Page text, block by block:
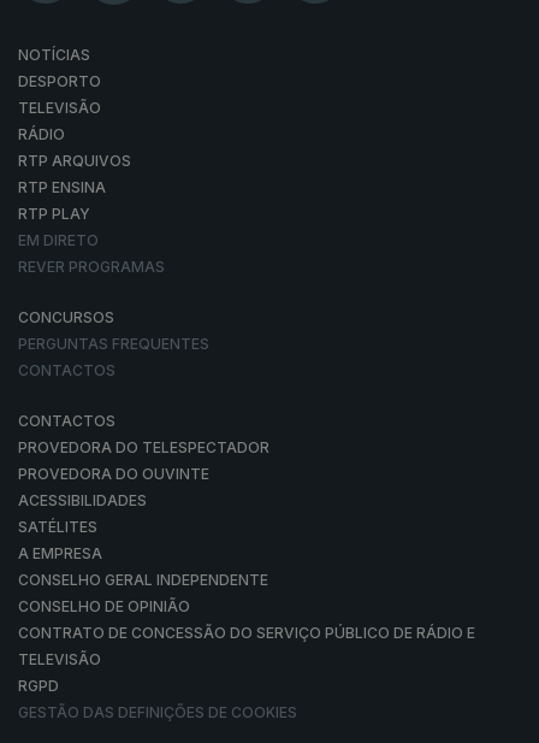
NOTÍCIAS
DESPORTO
TELEVISÃO
RÁDIO
RTP ARQUIVOS
RTP ENSINA
RTP PLAY
EM DIRETO
REVER PROGRAMAS
CONCURSOS
PERGUNTAS FREQUENTES
CONTACTOS
CONTACTOS
PROVEDORA DO TELESPECTADOR
PROVEDORA DO OUVINTE
ACESSIBILIDADES
SATÉLITES
A EMPRESA
CONSELHO GERAL INDEPENDENTE
CONSELHO DE OPINIÃO
CONTRATO DE CONCESSÃO DO SERVIÇO PÚBLICO DE RÁDIO E
TELEVISÃO
RGPD
GESTÃO DAS DEFINIÇÕES DE COOKIES